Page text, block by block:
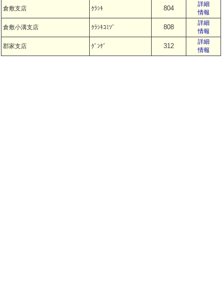
倉敷支店 ｸﾗｼｷ 804
詳細
情報
倉敷小溝支店 ｸﾗｼｷｺﾐｿﾞ 808
詳細
情報
郡家支店 ｸﾞﾝｹﾞ 312
詳細
情報